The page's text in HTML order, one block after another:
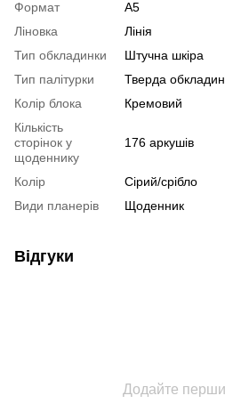
Формат
А5
Ліновка
Лінія
Тип обкладинки
Штучна шкіра
Тип палітурки
Тверда
Колір блока
Кремовий
Кількість
сторінок у
щоденнику
176 аркушів
Колір
Сірий/срібло
Види планерів
Щоденник
Відгуки
Додайте